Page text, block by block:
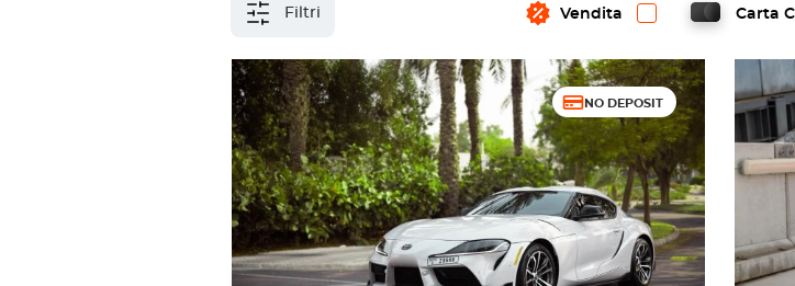
Filtri Vendita Carta
NO DEPOSIT